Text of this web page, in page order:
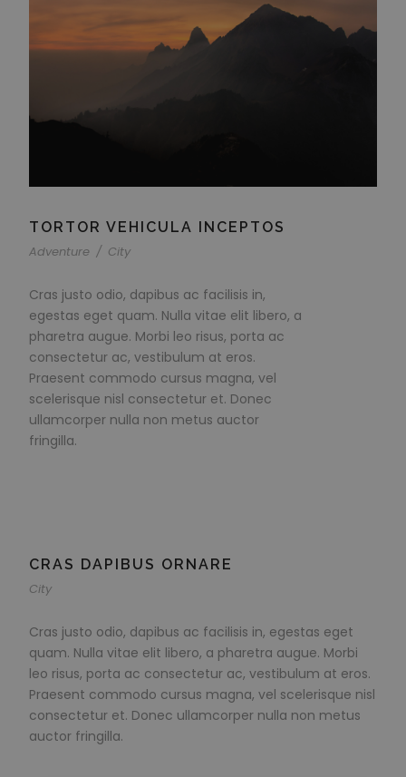
TORTOR VEHICULA INCEPTOS
Adventure / City
Cras justo odio, dapibus ac facilisis in,
egestas eget quam. Nulla vitae elit libero, a
pharetra augue. Morbi leo risus, porta ac
consectetur ac, vestibulum at eros.
Praesent commodo cursus magna, vel
scelerisque nisl consectetur et. Donec
ullamcorper nulla non metus auctor
fringilla.
CRAS DAPIBUS ORNARE
City
Cras justo odio, dapibus ac facilisis in, egestas eget
quam. Nulla vitae elit libero, a pharetra augue. Morbi
leo risus, porta ac consectetur ac, vestibulum at eros.
Praesent commodo cursus magna, vel scelerisque nisl
consectetur et. Donec ullamcorper nulla non metus
auctor fringilla.